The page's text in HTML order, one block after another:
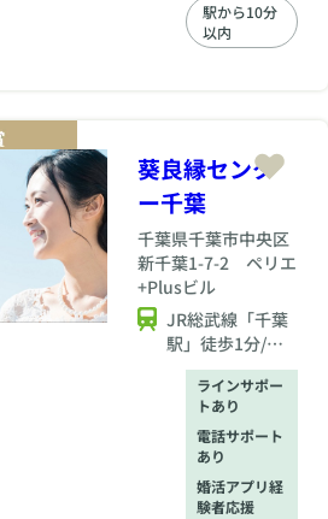
駅から10分
以内
葵良縁センタ
ー千葉
千葉県千葉市中央区
新千葉1-7-2 ペリエ
+Plusビル
JR総武線「千葉
駅」徒歩1分/京
成千葉線「京成
千葉駅」徒歩6分
ラインサポー
トあり
電話サポート
あり
婚活アプリ経
験者応援